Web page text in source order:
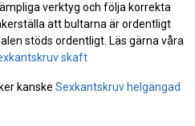
verktyg och följa korrekta
att bultarna är ordentligt
stöds ordentligt. Läs gärna våra
skaft
kanske Sexkantskruv helgängad